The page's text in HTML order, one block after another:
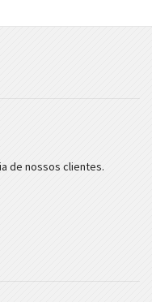
de nossos clientes.